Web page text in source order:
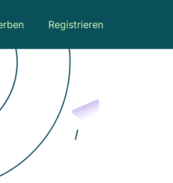
Registrieren